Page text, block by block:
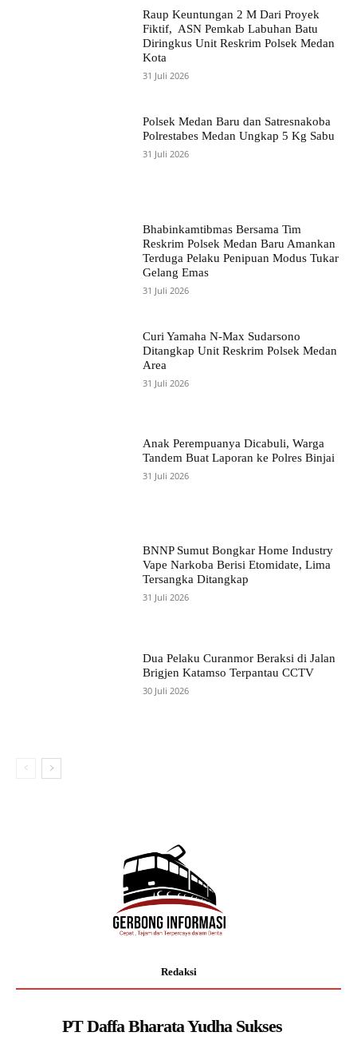
Raup Keuntungan 2 M Dari Proyek
Fiktif, ASN Pemkab Labuhan Batu
Diringkus Unit Reskrim Polsek Medan
Kota
31 Juli 2026
Polsek Medan Baru dan Satresnakoba
Polrestabes Medan Ungkap 5 Kg Sabu
31 Juli 2026
Bhabinkamtibmas Bersama Tim
Reskrim Polsek Medan Baru Amankan
Terduga Pelaku Penipuan Modus Tukar
Gelang Emas
31 Juli 2026
Curi Yamaha N-Max Sudarsono
Ditangkap Unit Reskrim Polsek Medan
Area
31 Juli 2026
Anak Perempuanya Dicabuli, Warga
Tandem Buat Laporan ke Polres Binjai
31 Juli 2026
BNNP Sumut Bongkar Home Industry
Vape Narkoba Berisi Etomidate, Lima
Tersangka Ditangkap
31 Juli 2026
Dua Pelaku Curanmor Beraksi di Jalan
Brigjen Katamso Terpantau CCTV
30 Juli 2026
Redaksi
PT Daffa Bharata Yudha Sukses